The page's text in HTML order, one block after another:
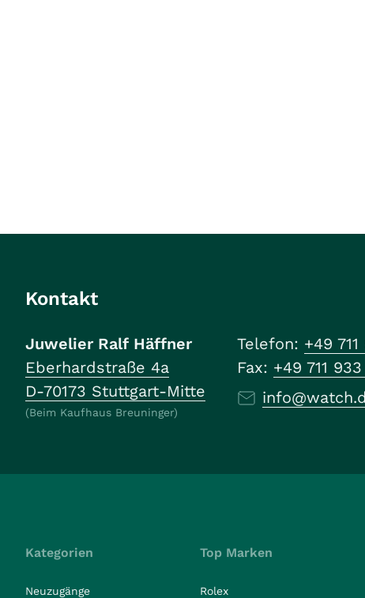
Kontakt
Juwelier Ralf Häffner
Eberhardstraße 4a
D-70173 Stuttgart-Mitte
(Beim Kaufhaus Breuninger)
Telefon: +49
Fax: +49 711
Kategorien
Neuzugänge
Top Marken
Rolex